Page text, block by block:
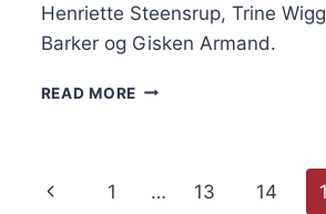
Henriette Steensrup, Trine
Barker og Gisken Armand.
READ MOREVIL
BOIKOTTE
ISRAELSK
Page
Previous
1 … 13 14